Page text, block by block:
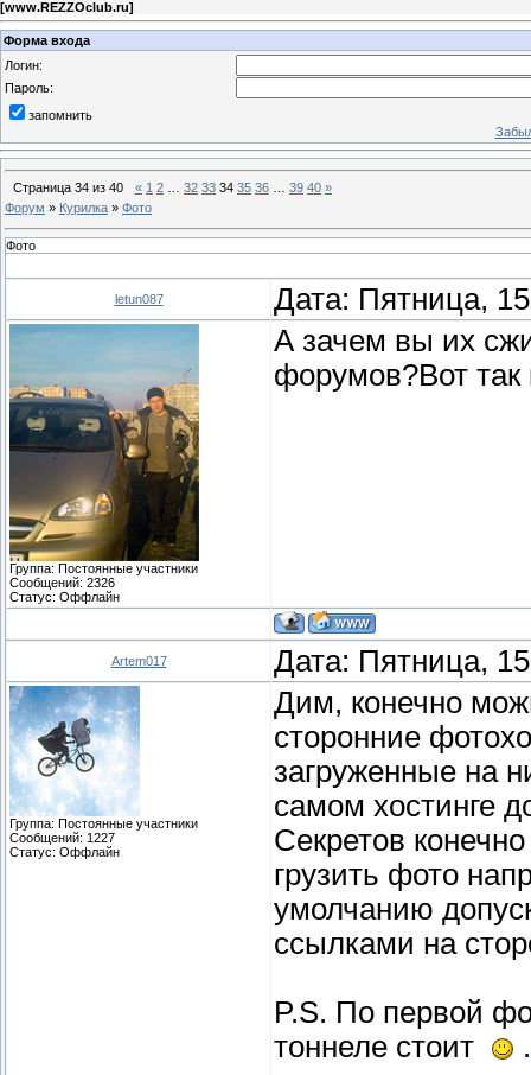
[www.REZZOclub.ru]
Форма входа
Логин:
Пароль:
запомнить
Страница 34 из 40 « 1 2 32 33 34 35 36 39 40 »
Форум » Курилка » Фото
Фото
letun087 Дата: Пятница,
Группа: Постоянные участники
Сообщений: 2326
Статус: Оффлайн
А зачем вы их
форумов?Вот так
Artem017 Дата: Пятница,
Группа: Постоянные участники
Сообщений: 1227
Статус: Оффлайн
Дим, конечно
сторонние
загруженные на
самом хостинге
Секретов
грузить фото
умолчанию
ссылками на
P.S. По первой
тоннеле стоит
.